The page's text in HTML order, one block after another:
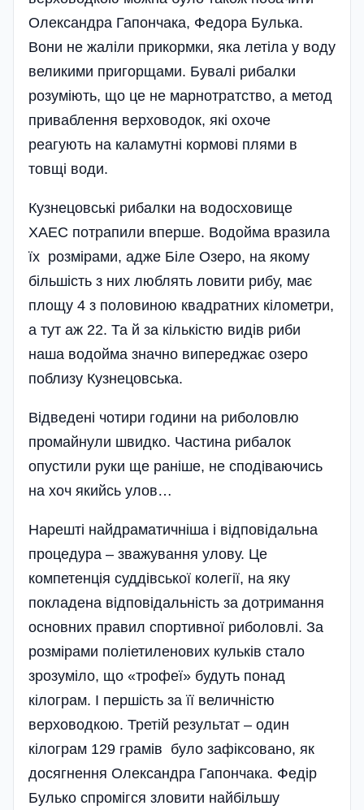
Олександра Гапончака, Федора Булька.
Вони не жаліли прикормки, яка летіла у воду
великими пригорщами. Бувалі рибалки
розуміють, що це не марнотратство, а метод
приваблення верховодок, які охоче
реагують на каламутні кормові плями в
товщі води.
Кузнецовські рибалки на водосховище
ХАЕС потрапили вперше. Водойма вразила
їх розмірами, адже Біле Озеро, на якому
біль­шість з них люблять ловити рибу, має
площу 4 з половиною квадратних кілометри,
а тут аж 22. Та й за кількістю видів риби
наша водойма значно випереджає озеро
поблизу Кузнецовська.
Відведені чотири години на риболовлю
промайнули швидко. Частина рибалок
опустили руки ще раніше, не сподіваючись
на хоч якийсь улов…
Нарешті найдраматичніша і відповідальна
процедура – зважування улову. Це
компетенція суддівської колегії, на яку
покладена відповідальність за дотримання
основних правил спортивної риболовлі. За
розмірами поліетиленових кульків стало
зрозуміло, що «трофеї» будуть понад
кілограм. І першість за її величністю
верховодкою. Третій результат – один
кілограм 129 грамів було зафіксовано, як
досягнення Олександра Гапончака. Федір
Булько спромігся зловити найбільшу